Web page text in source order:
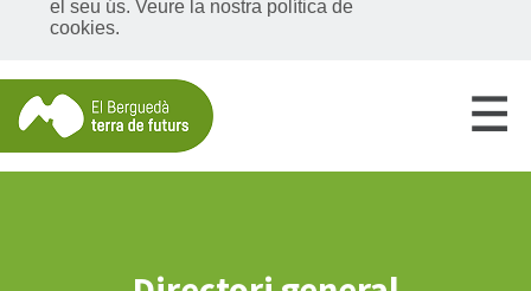
el seu ús. Veure la nostra política de
cookies.